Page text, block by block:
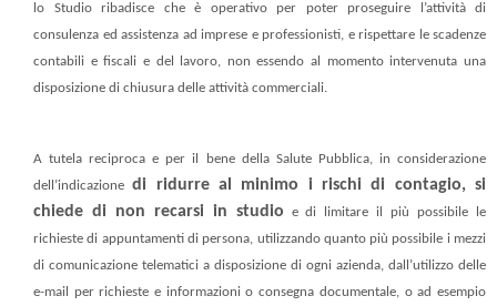
lo Studio ribadisce che è operativo per poter proseguire l’attività di
consulenza ed assistenza ad imprese e professionisti, e rispettare le scadenze
contabili e fiscali e del lavoro, non essendo al momento intervenuta una
disposizione di chiusura delle attività commerciali.
A tutela reciproca e per il bene della Salute Pubblica, in considerazione
dell’indicazionedi ridurre al minimo i rischi di contagio, si
chiede di non recarsi in studio e di limitare il più possibile le
richieste di appuntamenti di persona, utilizzando quanto più possibile i mezzi
di comunicazione telematici a disposizione di ogni azienda, dall’utilizzo delle
e-mail per richieste e informazioni o consegna documentale, o ad esempio